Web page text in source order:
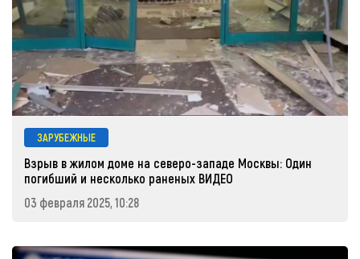
ЗАРУБЕЖНЫЕ
Взрыв в жилом доме на северо-западе Москвы: Один
погибший и несколько раненых ВИДЕО
03 февраля 2025, 10:28